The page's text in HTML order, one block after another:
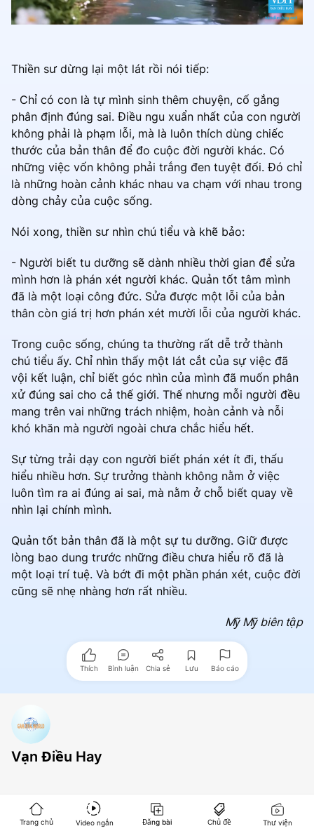
Thiền sư dừng lại một lát rồi nói tiếp:
- Chỉ có con là tự mình sinh thêm chuyện, cố gắng
phân định đúng sai. Điều ngu xuẩn nhất của con người
không phải là phạm lỗi, mà là luôn thích dùng chiếc
thước của bản thân để đo cuộc đời người khác. Có
những việc vốn không phải trắng đen tuyệt đối. Đó chỉ
là những hoàn cảnh khác nhau va chạm với nhau trong
dòng chảy của cuộc sống.
Nói xong, thiền sư nhìn chú tiểu và khẽ bảo:
- Người biết tu dưỡng sẽ dành nhiều thời gian để sửa
mình hơn là phán xét người khác. Quản tốt tâm mình
đã là một loại công đức. Sửa được một lỗi của bản
thân còn giá trị hơn phán xét mười lỗi của người khác.
Trong cuộc sống, chúng ta thường rất dễ trở thành
chú tiểu ấy. Chỉ nhìn thấy một lát cắt của sự việc đã
vội kết luận, chỉ biết góc nhìn của mình đã muốn phân
xử đúng sai cho cả thế giới. Thế nhưng mỗi người đều
mang trên vai những trách nhiệm, hoàn cảnh và nỗi
khó khăn mà người ngoài chưa chắc hiểu hết.
Sự từng trải dạy con người biết phán xét ít đi, thấu
hiểu nhiều hơn. Sự trưởng thành không nằm ở việc
luôn tìm ra ai đúng ai sai, mà nằm ở chỗ biết quay về
nhìn lại chính mình.
Quản tốt bản thân đã là một sự tu dưỡng. Giữ được
lòng bao dung trước những điều chưa hiểu rõ đã là
một loại trí tuệ. Và bớt đi một phần phán xét, cuộc đời
cũng sẽ nhẹ nhàng hơn rất nhiều.
Mỹ Mỹ biên tập
Thích Bình luận Chia sẻ Lưu Báo cáo
Vạn Điều Hay
Trang chủ Video ngắn Đăng bài Chủ đề Thư viện